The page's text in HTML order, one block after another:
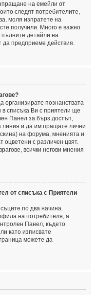
на емейли от
следят потребителите,
моля изпратете на
получили. Много е важно
пълните детайли на
предприеме действия.
организирате познанствата
списъка Ви с приятели ще
Панел за бърз достъп,
и да им пращате лични
на форума, мненията и
оцветени с различен цвят.
всички негови мнения
от списъка с Приятели
по два начина.
на потребителя, а
Панел, където
като изписвате
можете да